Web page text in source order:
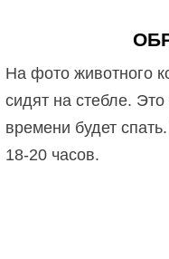
На фото животного
сидят на стебле.
времени будет
18-20 часов.